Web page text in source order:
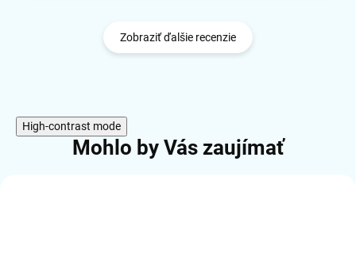
Zobraziť ďalšie recenzie
High-contrast mode
Mohlo by Vás zaujímať